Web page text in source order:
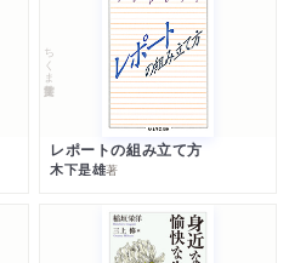
ちくま学芸文庫
レポートの組み立て方
木下是雄著